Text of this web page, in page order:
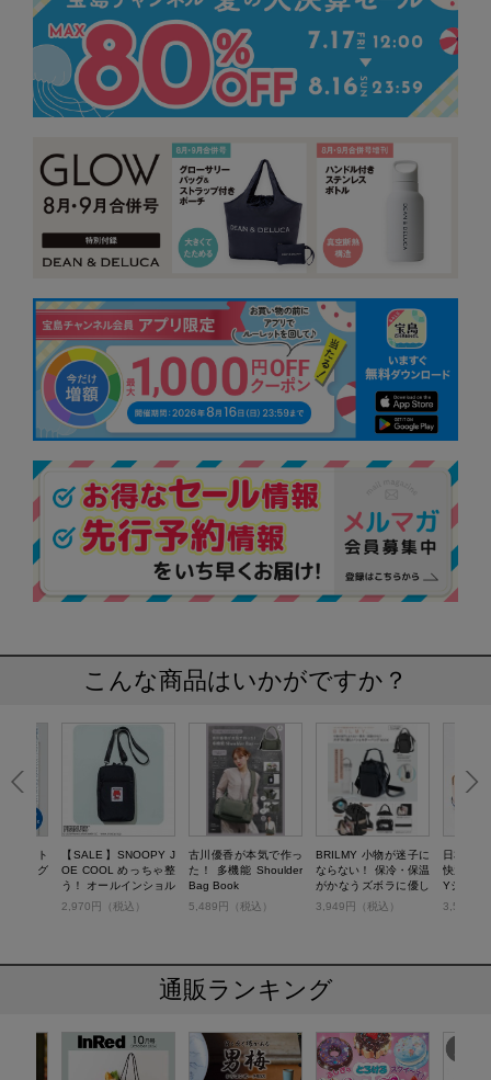
こんな商品はいかがですか？
ケット
ーバッグ
【SALE】SNOOPY J
OE COOL めっちゃ整
う！ オールインショル
ダーバッグ BOOK
2,970円（税込）
古川優香が本気で作っ
た！ 多機能 Shoulder
Bag Book
5,489円（税込）
BRILMY 小物が迷子に
ならない！ 保冷・保温
がかなうズボラに優し
いショルダーバッグ B
3,949円（税込）
日本旅行
快適さを
Yショル
OK
3,586円
通販ランキング